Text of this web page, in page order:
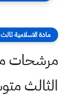
مادة الاسلامية
مرشحات
الثالث